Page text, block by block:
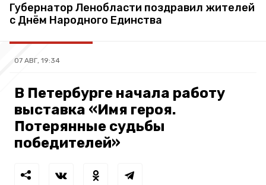
Губернатор Ленобласти поздравил жителей
с Днём Народного Единства
07 АВГ, 19:34
В Петербурге начала работу
выставка «Имя героя.
Потерянные судьбы
победителей»